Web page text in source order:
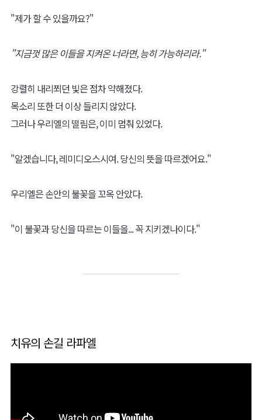
"제가 할 수 있을까요?"
"지금껏 많은 이들을 지켜온 너라면, 능히 가능하리라."
강렬히 내리쬐던 빛은 점차 약해졌다.
목소리 또한 더 이상 들리지 않았다.
그러나 우리엘의 떨림은, 이미 멈춰 있었다.
"알겠습니다, 레미디오스시여. 당신의 뜻을 따르겠어요."
우리엘은 손안의 불꽃을 꼬옥 안았다.
"이 불꽃과 당신을 따르는 이들을... 꼭 지키겠나이다."
치유의 손길 라파엘